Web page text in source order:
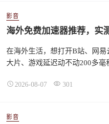
影音
海外免费加速器推荐，实
在海外生活，想打开B站、网
大片、游戏延迟动不动200多
2026-08-07 301
影音